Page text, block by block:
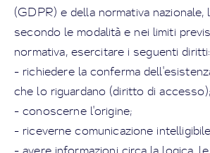
(GDPR) e della normativa nazionale,
secondo le modalità e nei limiti
normativa, esercitare i seguenti diritti:
- richiedere la conferma
che lo riguardano (diritto di accesso);
- conoscerne l'origine;
- riceverne comunicazione
- avere informazioni circa la logica,